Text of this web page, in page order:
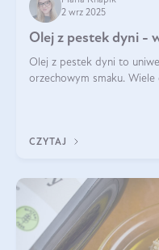
2 wrz 2025
Olej z pestek dyni -
Olej z pestek dyni to
orzechowym smaku.
CZYTAJ